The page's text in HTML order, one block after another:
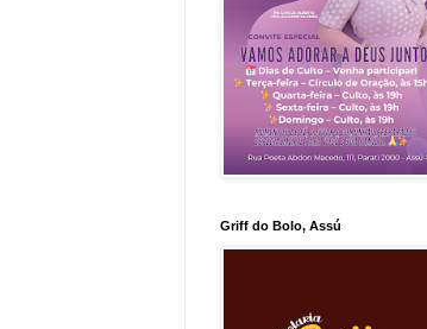
Griff do Bolo, Assú